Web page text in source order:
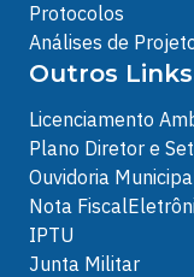
Protocolos
Análises de
Outros Links
Licenciamento
Plano Diretor e
Ouvidoria
Nota
IPTU
Junta Militar